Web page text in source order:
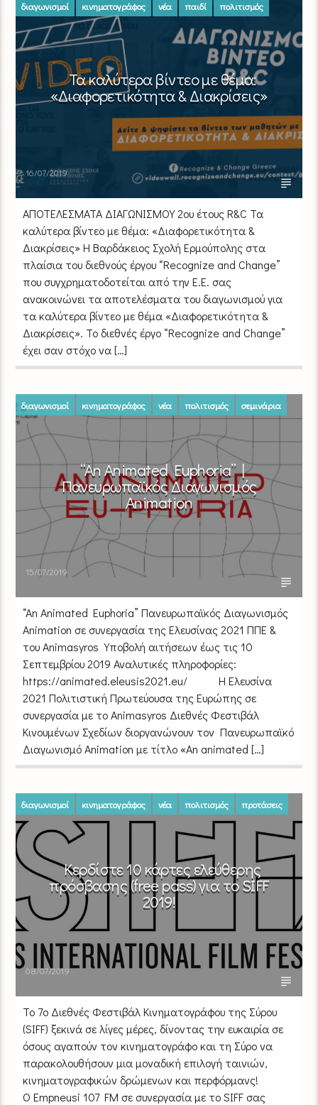
διαγωνισμοί κινηματογράφος νέα παιδί
πολιτισμός
προτάσεις
Τα καλύτερα βίντεο με θέμα:
«Διαφορετικότητα & Διακρίσεις»
16/07/2019
ΑΠΟΤΕΛΕΣΜΑΤΑ ΔΙΑΓΩΝΙΣΜΟΥ 2ου έτους R&C Τα
καλύτερα βίντεο με θέμα: «Διαφορετικότητα &
Διακρίσεις» Η Βαρδάκειος Σχολή Ερμούπολης στα
πλαίσια του διεθνούς έργου “Recognize and Change”
που συγχρηματοδοτείται από την Ε.E. σας
ανακοινώνει τα αποτελέσματα του διαγωνισμού για
τα καλύτερα βίντεο με θέμα «Διαφορετικότητα &
Διακρίσεις». Το διεθνές έργο “Recognize and Change”
έχει σαν στόχο να […]
διαγωνισμοί κινηματογράφος νέα πολιτισμός
σεμινάρια
φεστιβάλ
“An Animated Euphoria” |
Πανευρωπαϊκός Διαγωνισμός
Animation
15/07/2019
“An Animated Euphoria” Πανευρωπαϊκός Διαγωνισμός
Animation σε συνεργασία της Ελευσίνας 2021 ΠΠΕ &
του Animasyros Υποβολή αιτήσεων έως τις 10
Σεπτεμβρίου 2019 Αναλυτικές πληροφορίες:
https://animated.eleusis2021.eu/ Η Ελευσίνα
2021 Πολιτιστική Πρωτεύουσα της Ευρώπης σε
συνεργασία με το Animasyros Διεθνές Φεστιβάλ
Κινουμένων Σχεδίων διοργανώνουν τον Πανευρωπαϊκό
Διαγωνισμό Animation με τίτλο «An animated […]
διαγωνισμοί κινηματογράφος νέα πολιτισμός
προτάσεις
φεστιβάλ
Κερδίστε 10 κάρτες ελεύθερης
πρόσβασης (free pass) για το SIFF
2019!
08/07/2019
Το 7ο Διεθνές Φεστιβάλ Κινηματογράφου της Σύρου
(SIFF) ξεκινά σε λίγες μέρες, δίνοντας την ευκαιρία σε
όσους αγαπούν τον κινηματογράφο και τη Σύρο να
παρακολουθήσουν μια μοναδική επιλογή ταινιών,
κινηματογραφικών δρώμενων και περφόρμανς!
Ο Empneusi 107 FM σε συνεργασία με το SIFF σας